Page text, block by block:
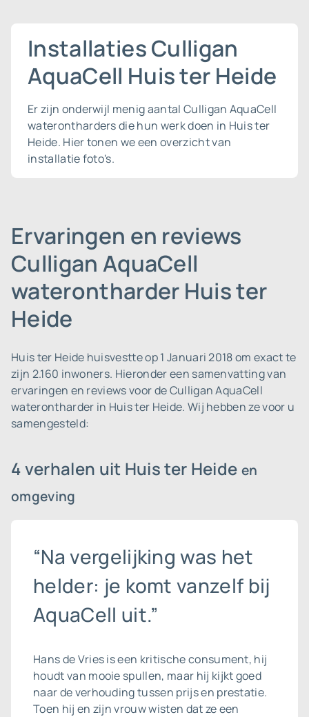
Installaties Culligan
AquaCell Huis ter Heide
Er zijn onderwijl menig aantal Culligan AquaCell
waterontharders die hun werk doen in Huis ter
Heide. Hier tonen we een overzicht van
installatie foto's.
Ervaringen en reviews
Culligan AquaCell
waterontharder Huis ter
Heide
Huis ter Heide huisvestte op 1 Januari 2018 om exact te
zijn 2.160 inwoners. Hieronder een samenvatting van
ervaringen en reviews voor de Culligan AquaCell
waterontharder in Huis ter Heide. Wij hebben ze voor u
samengesteld:
4 verhalen uit Huis ter Heide en
omgeving
“Na vergelijking was het
helder: je komt vanzelf bij
AquaCell uit.”
Hans de Vries is een kritische consument, hij
houdt van mooie spullen, maar hij kijkt goed
naar de verhouding tussen prijs en prestatie.
Toen hij en zijn vrouw wisten dat ze een